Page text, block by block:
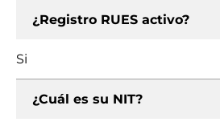
¿Registro RUES activo?
Si
¿Cuál es su NIT?